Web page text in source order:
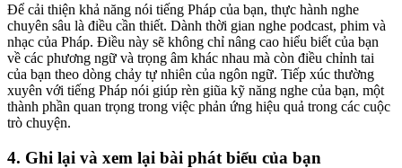
Để cải thiện khả năng nói tiếng Pháp của bạn, thực hành nghe
chuyên sâu là điều cần thiết. Dành thời gian nghe podcast, phim và
nhạc của Pháp. Điều này sẽ không chỉ nâng cao hiểu biết của bạn
về các phương ngữ và trọng âm khác nhau mà còn điều chỉnh tai
của bạn theo dòng chảy tự nhiên của ngôn ngữ. Tiếp xúc thường
xuyên với tiếng Pháp nói giúp rèn giũa kỹ năng nghe của bạn, một
thành phần quan trọng trong việc phản ứng hiệu quả trong các cuộc
trò chuyện.
4. Ghi lại và xem lại bài phát biểu của bạn